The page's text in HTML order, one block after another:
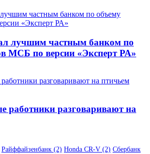
лучшим частным банком по
МСБ по версии «Эксперт РА»
работники разговаривают на
Райффайзенбанк (2) Honda CR-V (2) Сбербанк